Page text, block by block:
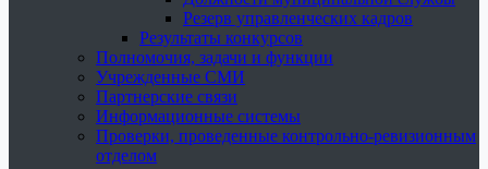
Резерв управленческих кадров
Результаты конкурсов
Полномочия, задачи и функции
Учрежденные СМИ
Партнерские связи
Информационные системы
Проверки, проведенные контрольно-ревизионным
отделом